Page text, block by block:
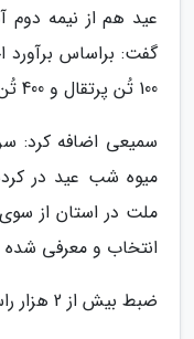
عید هم از نیمه
گفت: براساس برآورد
100 تُن پرتقال و 400 تُن سیب است.
سمیعی اضافه کرد:
ملت در استان از
انتخاب و معرفی
ضبط بیش از 2 هزار راس دام قاچاق در کردستان